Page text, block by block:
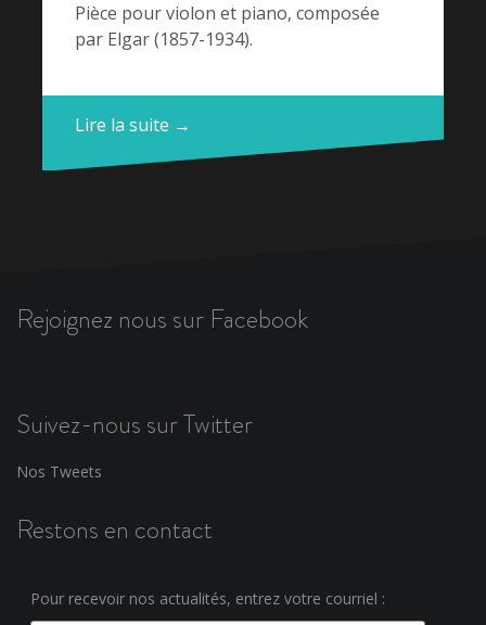
Pièce pour violon et piano, composée
par Elgar (1857-1934).
Lire la suite →
Rejoignez nous sur Facebook
Suivez-nous sur Twitter
Nos Tweets
Restons en contact
Pour recevoir nos actualités, entrez votre courriel :